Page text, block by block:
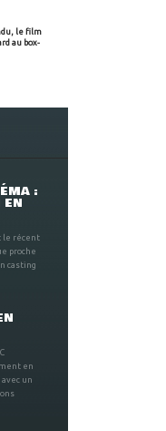
le film
au box-
:
EN
le récent
proche
casting
en
un